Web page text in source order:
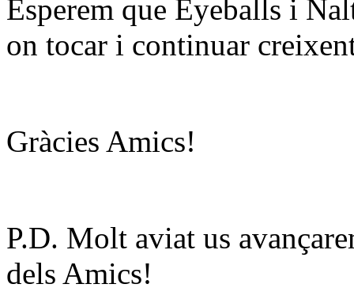
Esperem que Eyeballs i
on tocar i continuar
Gràcies Amics!
P.D. Molt aviat us
dels Amics!